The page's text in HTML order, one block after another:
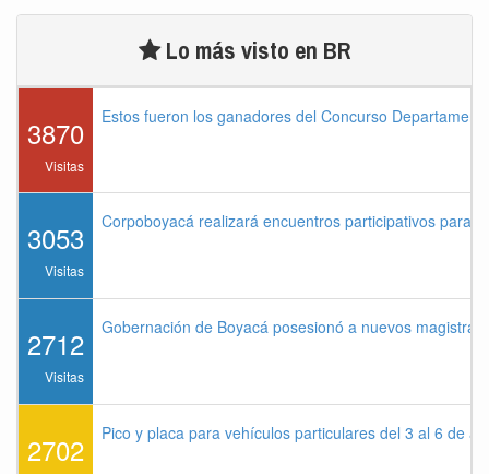
Lo más visto en BR
3870
Visitas
Estos fueron los ganadores del Concurso
3053
Visitas
Corpoboyacá realizará encuentros participativos para
2712
Visitas
Gobernación de Boyacá posesionó a nuevos
2702 Pico y placa para vehículos particulares del 3 al 6 de